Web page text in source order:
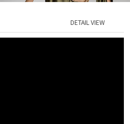
DETAIL VIEW